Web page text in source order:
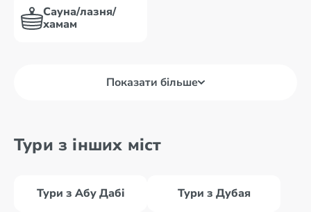
Сауна/лазня/
хамам
Показати більше
Тури з інших міст
Тури з Абу Дабі Тури з Дубая